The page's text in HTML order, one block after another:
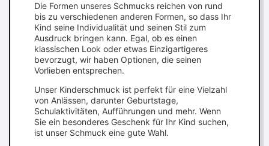
Die Formen unseres Schmucks reichen von rund
bis zu verschiedenen anderen Formen, so dass Ihr
Kind seine Individualität und seinen Stil zum
Ausdruck bringen kann. Egal, ob es einen
klassischen Look oder etwas Einzigartigeres
bevorzugt, wir haben Optionen, die seinen
Vorlieben entsprechen.
Unser Kinderschmuck ist perfekt für eine Vielzahl
von Anlässen, darunter Geburtstage,
Schulaktivitäten, Aufführungen und mehr. Wenn
Sie ein besonderes Geschenk für Ihr Kind suchen,
ist unser Schmuck eine gute Wahl.